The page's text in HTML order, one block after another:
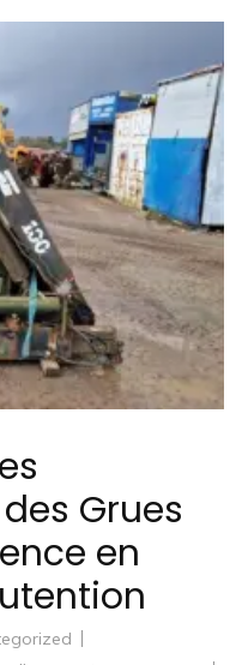
Grues
en